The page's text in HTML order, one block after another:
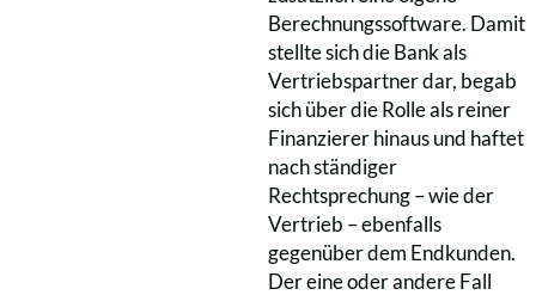
Berechnungssoftware. Damit
stellte sich die Bank als
Vertriebspartner dar, begab
sich über die Rolle als reiner
Finanzierer hinaus und haftet
nach ständiger
Rechtsprechung – wie der
Vertrieb – ebenfalls
gegenüber dem Endkunden.
Der eine oder andere Fall